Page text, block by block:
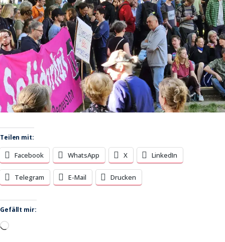
Teilen mit:
Facebook WhatsApp X LinkedIn
Telegram E-Mail Drucken
Gefällt mir:
Wird